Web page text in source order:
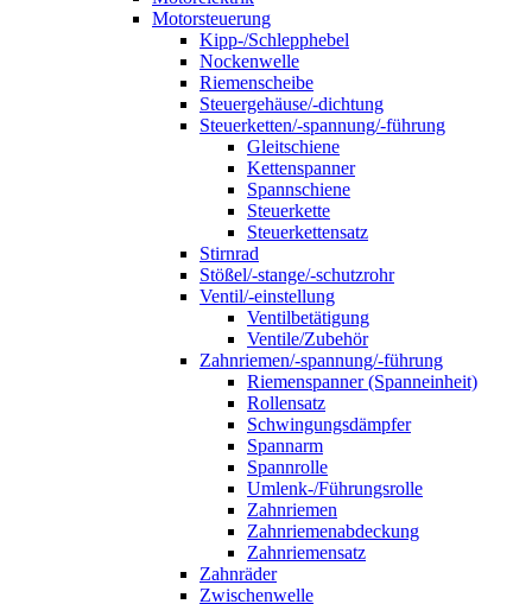
Motorsteuerung
Kipp-/Schlepphebel
Nockenwelle
Riemenscheibe
Steuergehäuse/-dichtung
Steuerketten/-spannung/-führung
Gleitschiene
Kettenspanner
Spannschiene
Steuerkette
Steuerkettensatz
Stirnrad
Stößel/-stange/-schutzrohr
Ventil/-einstellung
Ventilbetätigung
Ventile/Zubehör
Zahnriemen/-spannung/-führung
Riemenspanner (Spanneinheit)
Rollensatz
Schwingungsdämpfer
Spannarm
Spannrolle
Umlenk-/Führungsrolle
Zahnriemen
Zahnriemenabdeckung
Zahnriemensatz
Zahnräder
Zwischenwelle